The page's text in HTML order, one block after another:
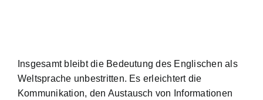
Insgesamt bleibt die Bedeutung des Englischen als
Weltsprache unbestritten. Es erleichtert die
Kommunikation, den Austausch von Informationen